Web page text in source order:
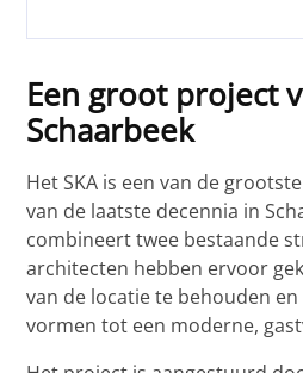
Een groot project
Schaarbeek
Het SKA is een van de
van de laatste decennia in
combineert twee bestaande
architecten hebben ervoor
van de locatie te behouden
vormen tot een moderne,